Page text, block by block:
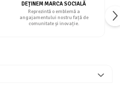
DEȚINEM MARCA SOCIALĂ
Reprezintă o emblemă a
angajamentului nostru față de
comunitate și inovație.